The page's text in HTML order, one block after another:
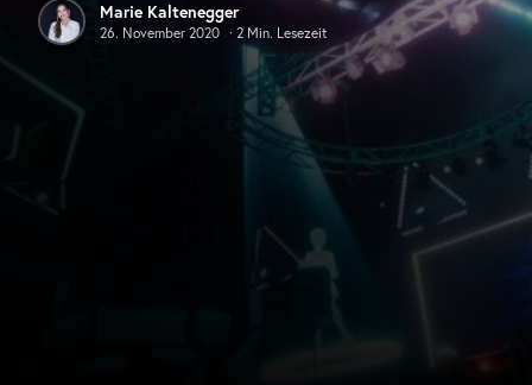
Marie Kaltenegger
26. November 2020 · 2 Min. Lesezeit